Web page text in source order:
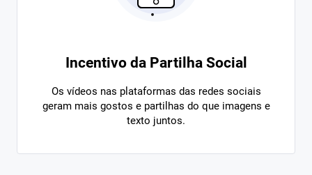
Incentivo da Partilha Social
Os vídeos nas plataformas das redes sociais
geram mais gostos e partilhas do que imagens e
texto juntos.